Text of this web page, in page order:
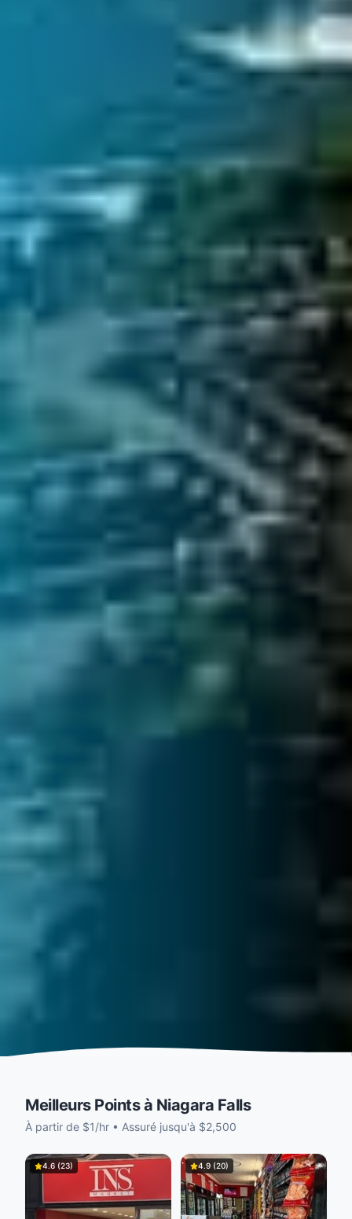
Meilleurs Points à Niagara Falls
À partir de $1/hr • Assuré jusqu'à $2,500
4.6 (23) 4.9 (20)